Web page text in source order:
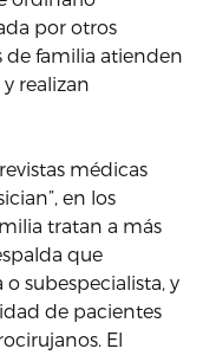
por otros
de familia atienden
realizan
médicas
en los
tratan a más
que
subespecialista, y
de pacientes
El